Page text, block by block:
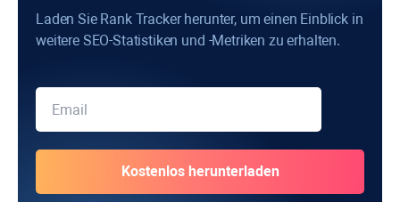
Laden Sie Rank Tracker herunter, um einen Einblick in
weitere SEO-Statistiken und -Metriken zu erhalten.